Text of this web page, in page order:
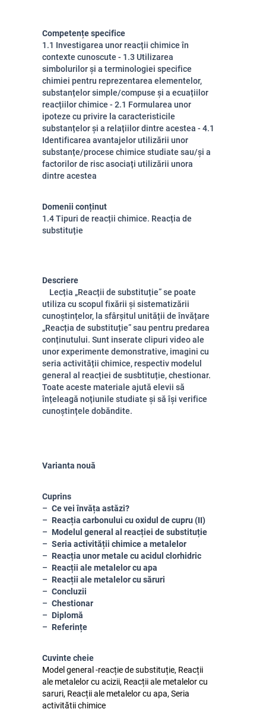
Competențe specifice
1.1 Investigarea unor reacții chimice în
contexte cunoscute - 1.3 Utilizarea
simbolurilor și a terminologiei specifice
chimiei pentru reprezentarea elementelor,
substanțelor simple/compuse și a ecuațiilor
reacțiilor chimice - 2.1 Formularea unor
ipoteze cu privire la caracteristicile
substanțelor și a relațiilor dintre acestea - 4.1
Identificarea avantajelor utilizării unor
substanțe/procese chimice studiate sau/și a
factorilor de risc asociați utilizării unora
dintre acestea
Domenii conținut
1.4 Tipuri de reacții chimice. Reacția de
substituție
Descriere
Lecția „Reacții de substituție” se poate
utiliza cu scopul fixării și sistematizării
cunoștințelor, la sfârșitul unității de învățare
„Reacția de substituție” sau pentru predarea
conținutului. Sunt inserate clipuri video ale
unor experimente demonstrative, imagini cu
seria activității chimice, respectiv modelul
general al reacției de susbtituție, chestionar.
Toate aceste materiale ajută elevii să
înțeleagă noțiunile studiate și să își verifice
cunoștințele dobăndite.
Varianta nouă
Cuprins
Ce vei învăța astăzi?
Reacția carbonului cu oxidul de cupru (II)
Modelul general al reacției de substituție
Seria activității chimice a metalelor
Reacția unor metale cu acidul clorhidric
Reacții ale metalelor cu apa
Reacții ale metalelor cu săruri
Concluzii
Chestionar
Diplomă
Referințe
Cuvinte cheie
Model general -reacție de substituție, Reacții
ale metalelor cu acizii, Reacții ale metalelor cu
saruri, Reacții ale metalelor cu apa, Seria
activității chimice